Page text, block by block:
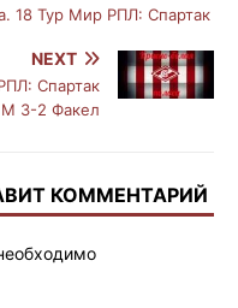
18 Тур Мир РПЛ: Спартак
NEXT
Спартак
М 3-2 Факел
КОММЕНТАРИЙ